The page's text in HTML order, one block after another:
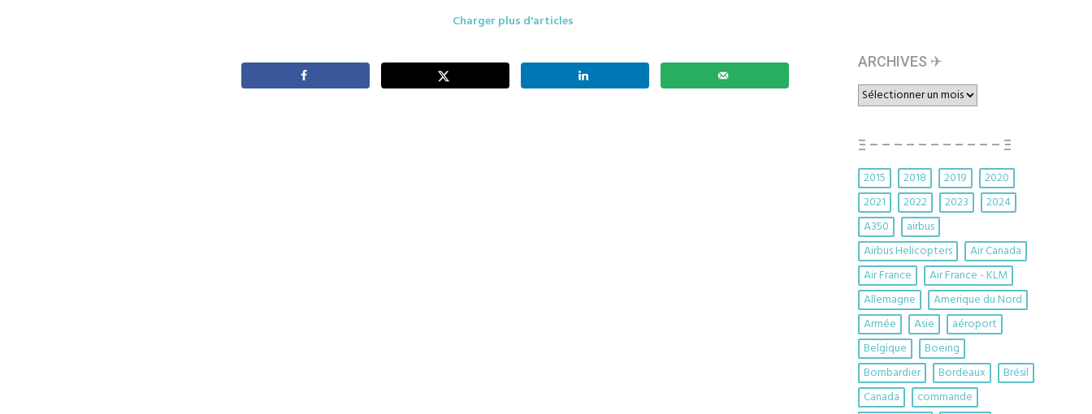
Charger plus d'articles
ARCHIVES ✈︎
ARCHIVES
✈︎
Ξ – – – – – – – – – – – Ξ
2015 2018 2019
2020
2021
2022 2023
2024
A350
airbus
Airbus Helicopters
Air Canada
Air France
Air France - KLM
Allemagne
Amerique du Nord
Armée
Asie
aéroport
Belgique
Boeing
Bombardier
Bordeaux
Brésil
Canada
commande